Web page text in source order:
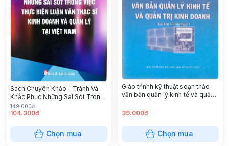
Sách Chuyên Khảo - Tránh Và
Khắc Phục Những Sai Sót Trong
Việc Thực Hiện Luận Văn Thạc Sĩ
Kinh Doanh Và Quản Lý Tại Việt
149.000đ
104.300đ
Chọn mua
Giáo trìnhh kỹ thuật soạn thảo
văn bản quản lý kinh tế và quản
39.000đ
Chọn mua